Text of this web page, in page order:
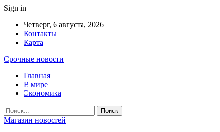
Sign in
Четверг, 6 августа, 2026
Контакты
Карта
Срочные новости
Главная
В мире
Экономика
Магазин новостей